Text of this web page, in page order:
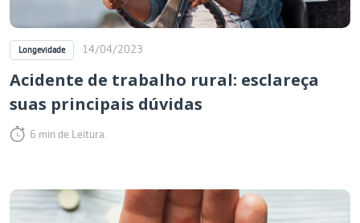
Longevidade 14/04/2023
Acidente de trabalho rural: esclareça
suas principais dúvidas
6 min de Leitura.